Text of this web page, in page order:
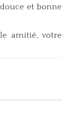
et bonne
amitié, votre